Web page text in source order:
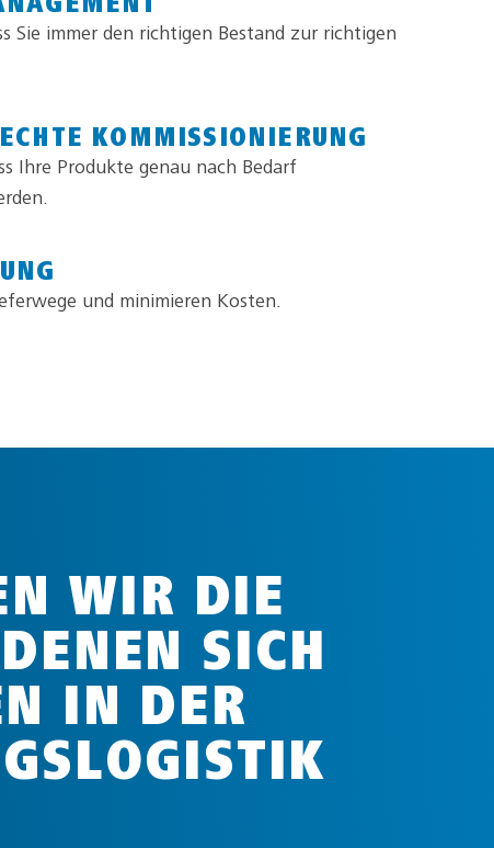
Sie immer den richtigen Bestand zur richtigen
KOMMISSIONIERUNG
Ihre Produkte genau nach Bedarf
und minimieren Kosten.
WIR DIE
SICH
IN DER